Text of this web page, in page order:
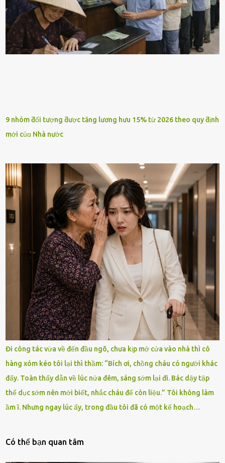
9 nhóm ƌối tượng ƌược tăng lương hưu 15% từ 2026 theo quy ƌịnh
mới củɑ Nhà nước
Đi công tác vừa về đến đầu ngõ, chưa kịp mở cửa vào nhà thì cô
hàng xóm kéo tôi lại thì thầm: “Bích ơi, chồng cháu có người khác
đấy. Toàn thấy dẫn về lúc nửa đêm, sáng sớm lại đi. Bác dậy tập
thể dục sớm nên mới biết, nhắc cháu để còn liệu.” Tôi không làm
ầm ĩ. Nhưng ngay lúc ấy, trong đầu tôi đã có một kế hoạch…
Có thế bạn quan tâm